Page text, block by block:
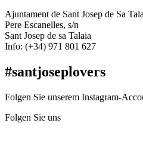
Ajuntament de Sant Josep de Sa
Pere Escanelles, s/n
Sant Josep de sa Talaia
Info: (+34) 971 801 627
#santjoseplovers
Folgen Sie unserem Instagram-
Folgen Sie uns